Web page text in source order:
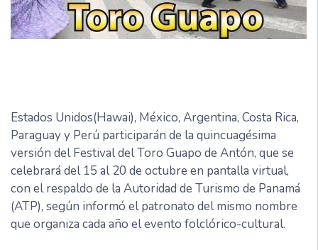
Estados Unidos(Hawai), México, Argentina, Costa Rica,
Paraguay y Perú participarán de la quincuagésima
versión del Festival del Toro Guapo de Antón, que se
celebrará del 15 al 20 de octubre en pantalla virtual,
con el respaldo de la Autoridad de Turismo de Panamá
(ATP), según informó el patronato del mismo nombre
que organiza cada año el evento folclórico-cultural.